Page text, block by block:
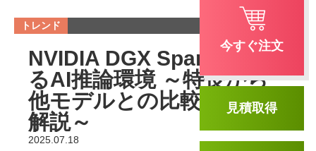
今すぐ注文
見積取得
トレンド
NVIDIA DGX Sparkで変わ
るAI推論環境 ～特長から
他モデルとの比較まで徹底
解説～
2025.07.18